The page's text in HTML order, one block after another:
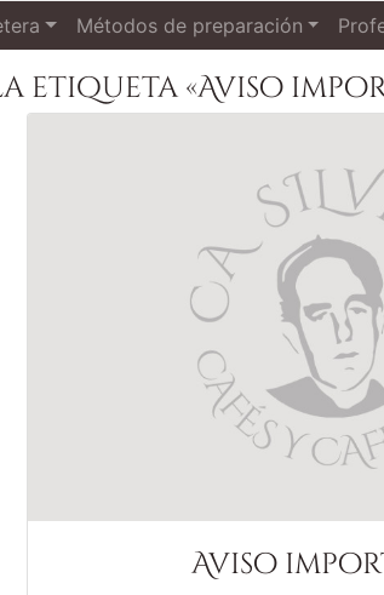
Métodos de preparación
etiqueta «Aviso
Aviso